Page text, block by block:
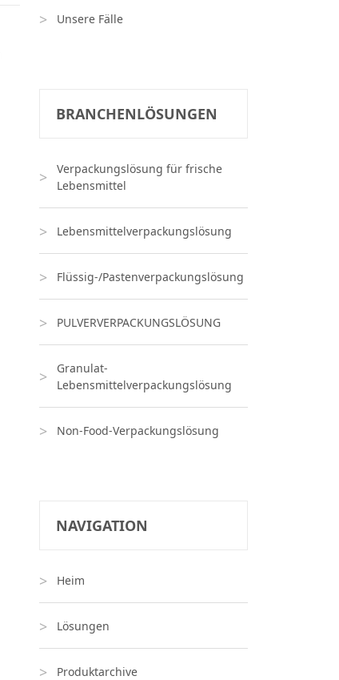
Unsere Fälle
BRANCHENLÖSUNGEN
Verpackungslösung für frische
Lebensmittel
Lebensmittelverpackungslösung
Flüssig-/Pastenverpackungslösung
PULVERVERPACKUNGSLÖSUNG
Granulat-
Lebensmittelverpackungslösung
Non-Food-Verpackungslösung
NAVIGATION
Heim
Lösungen
Produktarchive